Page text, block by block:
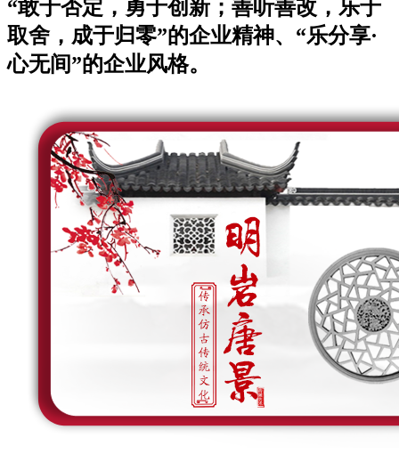
“敢于否定，勇于创新；善听善改，乐于
取舍，成于归零”的企业精神、“乐分享·
心无间”的企业风格。